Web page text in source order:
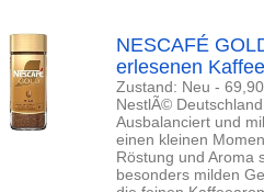
NESCAFÉ
erlesenen
Zustand: Neu -
NestlÃ©
Ausbalanciert und
einen kleinen
Röstung und Aroma
besonders milden